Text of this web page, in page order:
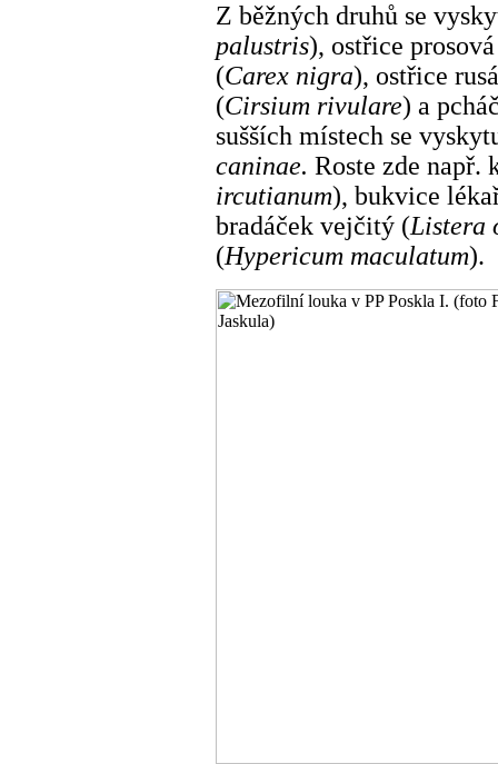
Z běžných druhů se
palustris), ostřice
(Carex nigra), ostřice
(Cirsium rivulare) a
sušších místech se
caninae. Roste zde např.
ircutianum), bukvice
bradáček vejčitý (Listera
(Hypericum maculatum).